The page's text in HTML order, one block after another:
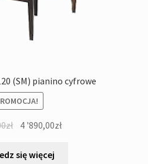
(SM) pianino cyfrowe
zł Pierwotna
wynosiła:
4 '890,00złAktualna
się więcej